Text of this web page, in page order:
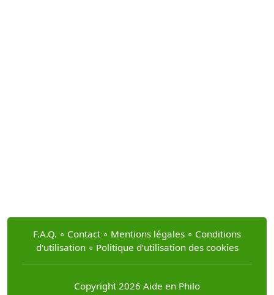
F.A.Q. ∘ Contact ∘ Mentions légales ∘ Conditions
d'utilisation∘ Politique d’utilisation des cookies
Copyright 2026 Aide en Philo